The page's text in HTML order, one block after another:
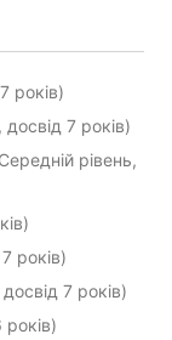
років)
7 років)
рівень,
років)
7 років)
років)